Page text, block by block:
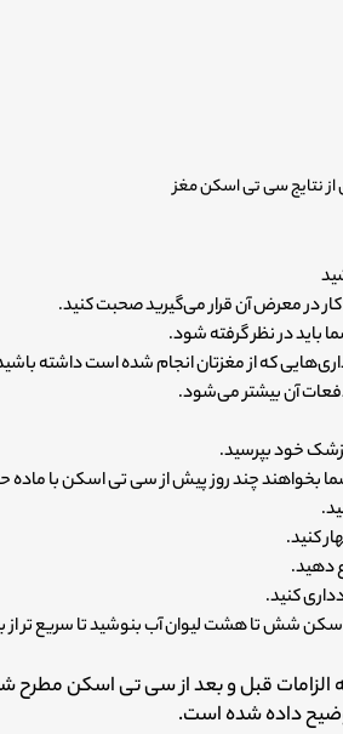
از نتایج سی تی اسکن مغز
در معرض آن قرار می‌گیرید صحبت کنید.
در نظر گرفته شود.
که از مغزتان انجام شده است داشته
آن بیشتر می‌شود.
خود بپرسید.
چند روز پیش از سی تی اسکن با ماده
کنید.
دهید.
کنید.
شش تا هشت لیوان آب بنوشید تا سریع تر از
الزامات قبل و بعد از سی تی اسکن
داده شده است.